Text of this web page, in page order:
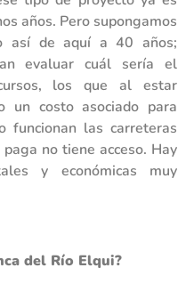
años. Pero supongamos
así de aquí a 40 años;
evaluar cuál sería el
los que al estar
un costo asociado para
funcionan las carreteras
no tiene acceso. Hay
y económicas muy
del Río Elqui?